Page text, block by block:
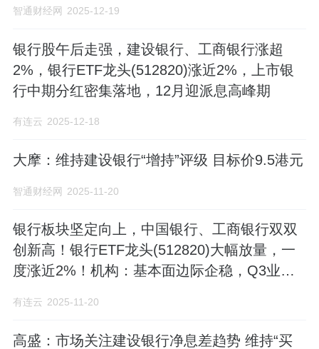
智通财经网 2025-12-19
银行股午后走强，建设银行、工商银行涨超
2%，银行ETF龙头(512820)涨近2%，上市银
行中期分红密集落地，12月迎派息高峰期
有连云 2025-12-18
大摩：维持建设银行“增持”评级 目标价9.5港元
智通财经网 2025-11-20
银行板块坚定向上，中国银行、工商银行双双
创新高！银行ETF龙头(512820)大幅放量，一
度涨近2%！机构：基本面边际企稳，Q3业绩
有连云 2025-11-20
高盛：市场关注建设银行净息差趋势 维持“买